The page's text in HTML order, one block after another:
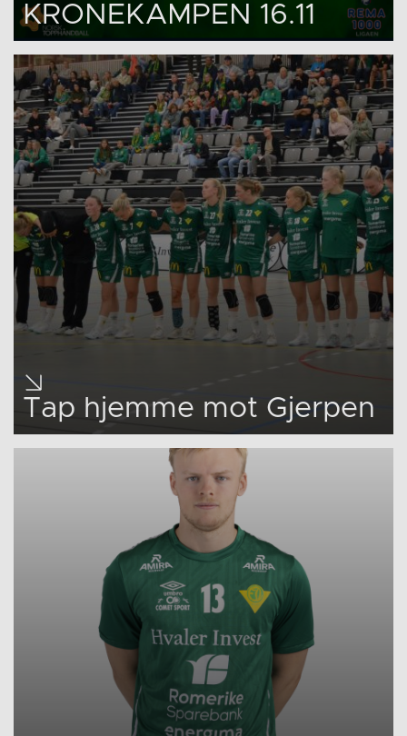
KRONEKAMPEN 16.11
Tap hjemme mot Gjerpen